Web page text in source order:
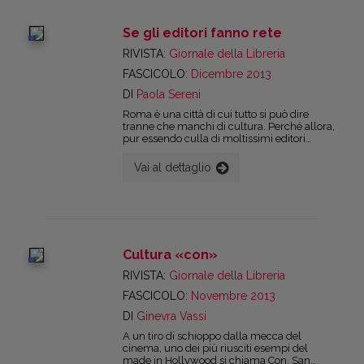
Se gli editori fanno rete
RIVISTA: Giornale della Libreria
FASCICOLO: Dicembre 2013
DI
Paola Sereni
Roma è una città di cui tutto si può dire
tranne che manchi di cultura. Perché allora,
pur essendo culla di moltissimi editori
attivissime associazioni culturali, stenta ad
essere percepita come una città «del
mappa durevole pensata per raccogliere,
quartiere per quartiere indirizzi e siti delle
principali realtà che operano nel mondo del
Vai al dettaglio
Cultura «con»
RIVISTA: Giornale della Libreria
FASCICOLO: Novembre 2013
DI Ginevra Vassi
A un tiro di schioppo dalla mecca del
cinema, uno dei più riusciti esempi del
made in Hollywood si chiama Con, San